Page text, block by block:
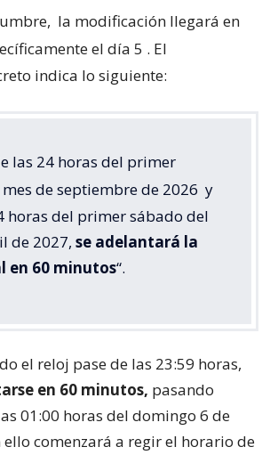
la modificación llegará en
el día 5 . El
indica lo siguiente:
las 24 horas del primer
de septiembre de 2026 y
horas del primer sábado del
de 2027, se adelantará la
en 60 minutos“.
el reloj pase de las 23:59 horas,
en 60 minutos, pasando
01:00 horas del domingo 6 de
ello comenzará a regir el horario de